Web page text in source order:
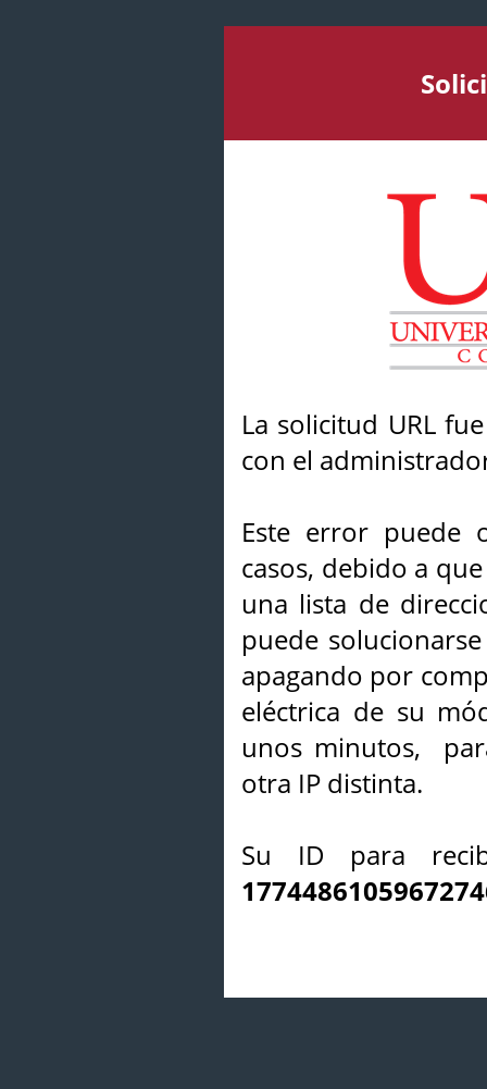
La solicitud URL
con el
Este error puede
casos, debido a
una lista de
puede
apagando por
eléctrica de su
unos minutos,
otra IP distinta.
Su ID para